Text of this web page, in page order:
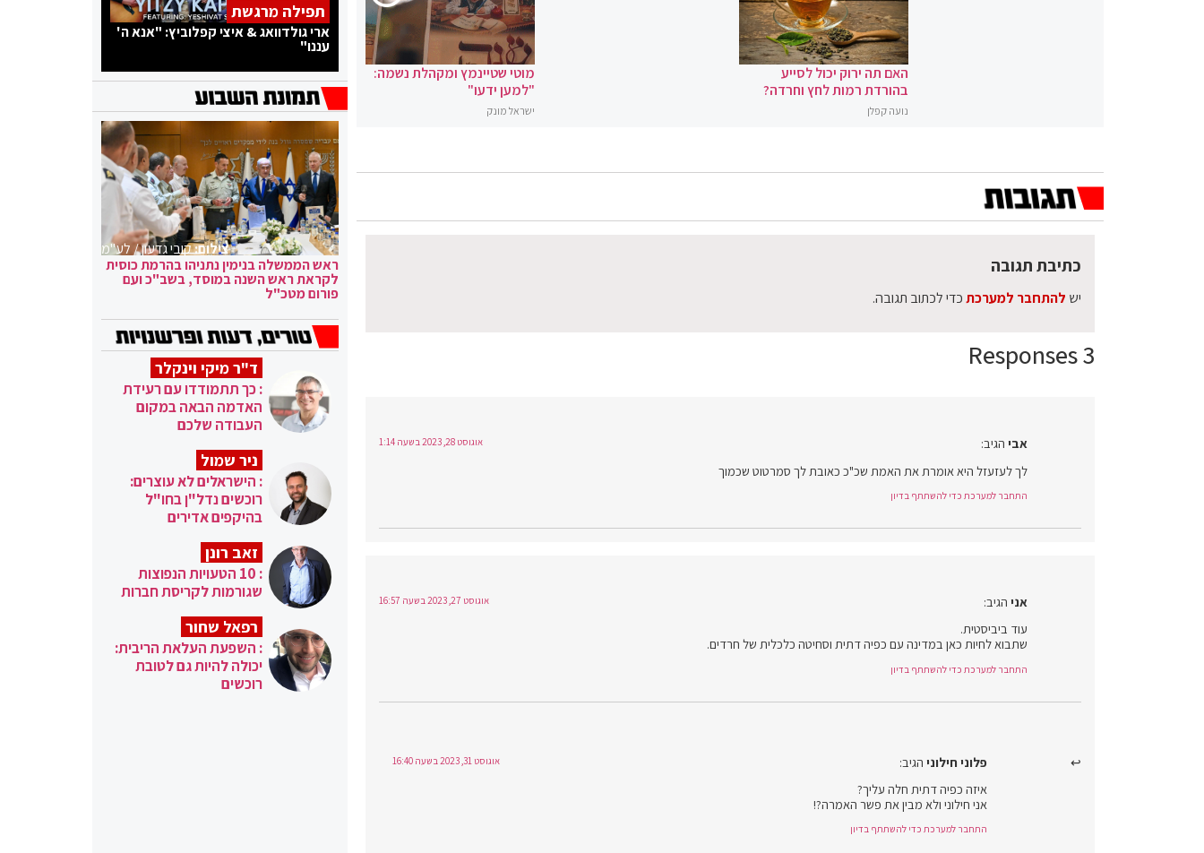
האם תה ירוק יכול לסייע
בהורדת רמות לחץ וחרדה?
נועה קפלן
מוטי שטיינמץ ומקהלת נשמה:
"למען ידעו"
ישראל מונק
3 Responses
אבי הגיב: אוגוסט 28, 2023 בשעה 1:14
לך לעזעזל היא אומרת את האמת שכ"כ כאובת לך סמרטוט שכמוך
התחבר למערכת כדי להשתתף בדיון
אני הגיב: אוגוסט 27, 2023 בשעה 16:57
עוד ביביסטית.
שתבוא לחיות כאן במדינה עם כפיה דתית וסחיטה כלכלית של חרדים.
התחבר למערכת כדי להשתתף בדיון
פלוני חילוני הגיב: אוגוסט 31, 2023 בשעה 16:40
איזה כפיה דתית חלה עליך?
אני חילוני ולא מבין את פשר האמרה?!
התחבר למערכת כדי להשתתף בדיון
כתיבת תגובה
יש להתחבר למערכתכדי לכתוב תגובה.
תפילה מרגשת
ארי גולדוואג & איצי קפלוביץ: "אנא ה'
עננו"
צילום:קובי גדעון / לע"מ
ראש הממשלה בנימין נתניהו בהרמת כוסית
לקראת ראש השנה במוסד, בשב"כ ועם
פורום מטכ"ל
ד"ר מיקי וינקלר
: כך תתמודדו עם רעידת
האדמה הבאה במקום
העבודה שלכם
ניר שמול
: הישראלים לא עוצרים:
רוכשים נדל"ן בחו"ל
בהיקפים אדירים
זאב רונן
: 10 הטעויות הנפוצות
שגורמות לקריסת חברות
רפאל שחור
: השפעת העלאת הריבית:
יכולה להיות גם לטובת
רוכשים